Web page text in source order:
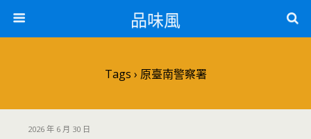
品味風
Tags › 原臺南警察署
2026 年 6 月 30 日